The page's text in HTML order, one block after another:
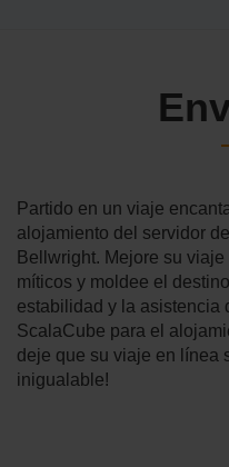
Partido en un viaje
alojamiento del servidor
Bellwright. Mejore su
míticos y moldee el
estabilidad y la asistencia
ScalaCube para el
deje que su viaje en línea
inigualable!